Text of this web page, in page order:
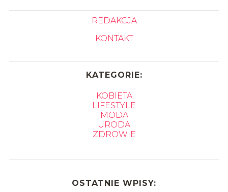
REDAKCJA
KONTAKT
KATEGORIE:
KOBIETA
LIFESTYLE
MODA
URODA
ZDROWIE
OSTATNIE WPISY: